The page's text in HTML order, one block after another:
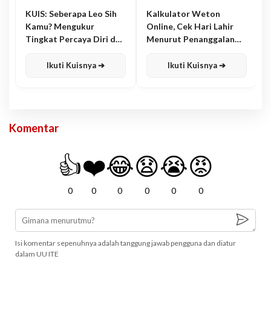
KUIS: Seberapa Leo Sih
Kamu? Mengukur
Tingkat Percaya Diri dan
Ikuti Kuisnya ➔
Kalkulator Weton
Online, Cek Hari Lahir
Menurut Penanggalan
Ikuti Kuisnya ➔
Komentar
👍
0
❤️
0
😂
0
😧
0
😭
0
😡
0
Isi komentar sepenuhnya adalah tanggung jawab pengguna dan diatur
dalam UU ITE